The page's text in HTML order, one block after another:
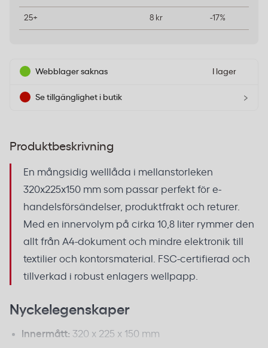
25+ 8 kr -17%
Webblager saknas I lager
Se tillgänglighet i butik ›
Produktbeskrivning
En mångsidig welllåda i mellanstorleken
320x225x150 mm som passar perfekt för e-
handelsförsändelser, produktfrakt och returer.
Med en innervolym på cirka 10,8 liter rymmer den
allt från A4-dokument och mindre elektronik till
textilier och kontorsmaterial. FSC-certifierad och
tillverkad i robust enlagers wellpapp.
Nyckelegenskaper
Innermått: 320 x 225 x 150 mm